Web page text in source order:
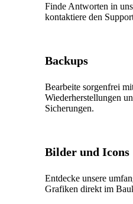
Finde Antworten in
kontaktiere den
Backups
Bearbeite sorgenfrei
Wiederherstellungen
Sicherungen.
Bilder und Icons
Entdecke unsere
Grafiken direkt im